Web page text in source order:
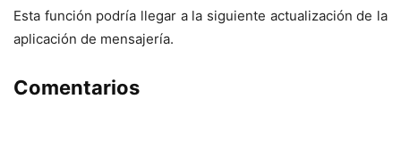
Esta función podría llegar a la siguiente actualización de la
aplicación de mensajería.
Comentarios